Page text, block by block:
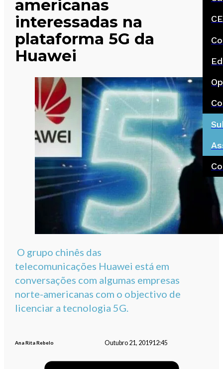
americanas
interessadas na
plataforma 5G da
Huawei
O grupo chinês das
telecomunicações Huawei está em
conversações com algumas empresas
norte-americanas com o objectivo de
licenciar a tecnologia 5G.
Ana Rita Rebelo Outubro 21, 201912:45